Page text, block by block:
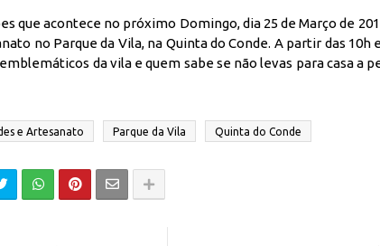
que acontece no próximo Domingo, dia 25 de Março de
no Parque da Vila, na Quinta do Conde. A partir das 10h
da vila e quem sabe se não levas para casa a
e Artesanato Parque da Vila Quinta do Conde